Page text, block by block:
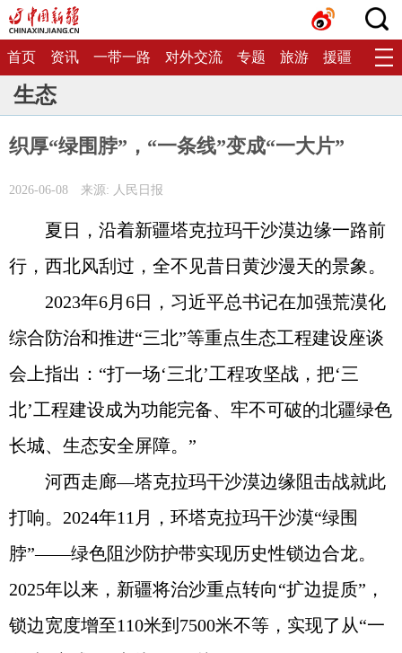
首页 资讯 一带一路 对外交流 专题 旅游 援疆 生态
生态
织厚“绿围脖”，“一条线”变成“一大片”
2026-06-08 来源: 人民日报
夏日，沿着新疆塔克拉玛干沙漠边缘一路前
行，西北风刮过，全不见昔日黄沙漫天的景象。
2023年6月6日，习近平总书记在加强荒漠化
综合防治和推进“三北”等重点生态工程建设座谈
会上指出：“打一场‘三北’工程攻坚战，把‘三
北’工程建设成为功能完备、牢不可破的北疆绿色
长城、生态安全屏障。”
河西走廊—塔克拉玛干沙漠边缘阻击战就此
打响。2024年11月，环塔克拉玛干沙漠“绿围
脖”——绿色阻沙防护带实现历史性锁边合龙。
2025年以来，新疆将治沙重点转向“扩边提质”，
锁边宽度增至110米到7500米不等，实现了从“一